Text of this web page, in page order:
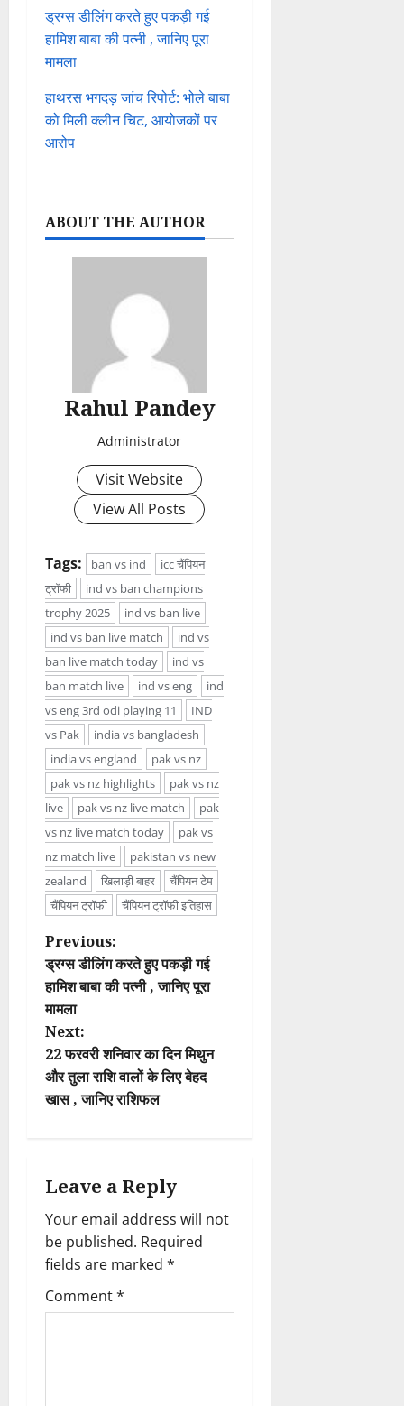
ड्रग्स डीलिंग करते हुए पकड़ी गई
हामिश बाबा की पत्नी , जानिए पूरा
मामला
हाथरस भगदड़ जांच रिपोर्ट: भोले बाबा
को मिली क्लीन चिट, आयोजकों पर
आरोप
ABOUT THE AUTHOR
Rahul Pandey
Administrator
Visit Website
View All Posts
Tags: ban vs ind
icc चैंपियन
ट्रॉफी
ind vs ban champions
trophy 2025
ind vs ban live
ind vs ban live match
ind vs
ban live match today
ind vs
ban match live
ind vs eng
ind
vs eng 3rd odi playing 11
IND
vs Pak
india vs bangladesh
india vs england
pak vs nz
pak vs nz highlights
pak vs nz
live
pak vs nz live match
pak
vs nz live match today
pak vs
nz match live
pakistan vs new
zealand
खिलाड़ी बाहर
चैंपियन टेम
चैंपियन ट्रॉफी
चैंपियन ट्रॉफी इतिहास
P
o
s
t
n
v
i
g
a
Previous:
ड्रग्स डीलिंग करते हुए पकड़ी गई
हामिश बाबा की पत्नी , जानिए पूरा
मामला
Next:
22 फरवरी शनिवार का दिन मिथुन
और तुला राशि वालों के लिए बेहद
खास , जानिए राशिफल
Leave a Reply
Your email address will not
be published. Required
fields are marked *
Comment*